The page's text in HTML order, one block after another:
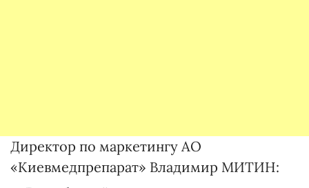
Директор по маркетингу АО
«Киевмедпрепарат» Владимир МИТИН: